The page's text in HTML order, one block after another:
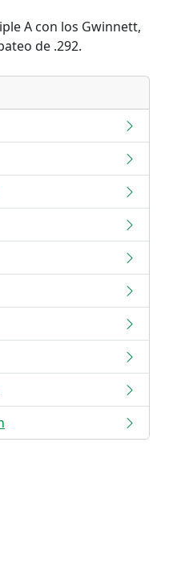
A con los Gwinnett,
de .292.